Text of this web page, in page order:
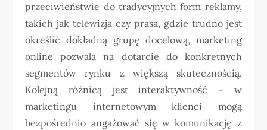
przeciwieństwie do tradycyjnych form reklamy,
takich jak telewizja czy prasa, gdzie trudno jest
określić dokładną grupę docelową, marketing
online pozwala na dotarcie do konkretnych
segmentów rynku z większą skutecznością.
Kolejną różnicą jest interaktywność – w
marketingu internetowym klienci mogą
bezpośrednio angażować się w komunikację z